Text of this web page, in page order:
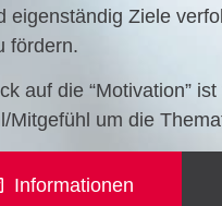
eigen­stän­dig Zie­le
fördern.
auf die “Moti­va­ti­on”
Mitgefühl um die
Informationen